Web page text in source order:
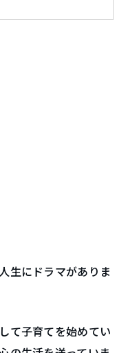
生にドラマがありま
て子育てを始めてい